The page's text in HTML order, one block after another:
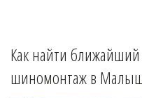
Как найти ближайший
шиномонтаж в